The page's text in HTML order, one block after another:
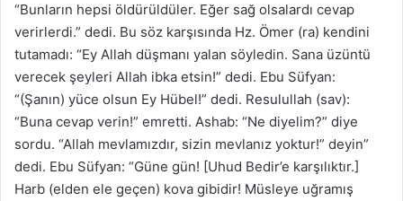
“Bunların hepsi öldürüldüler. Eğer sağ olsalardı cevap
verirlerdi.” dedi. Bu söz karşısında Hz. Ömer (ra) kendini
tutamadı: “Ey Allah düşmanı yalan söyledin. Sana üzüntü
verecek şeyleri Allah ibka etsin!” dedi. Ebu Süfyan:
“(Şanın) yüce olsun Ey Hübel!” dedi. Resulullah (sav):
“Buna cevap verin!” emretti. Ashab: “Ne diyelim?” diye
sordu. “Allah mevlamızdır, sizin mevlanız yoktur!” deyin”
dedi. Ebu Süfyan: “Güne gün! [Uhud Bedir’e karşılıktır.]
Harb (elden ele geçen) kova gibidir! Müsleye uğramış